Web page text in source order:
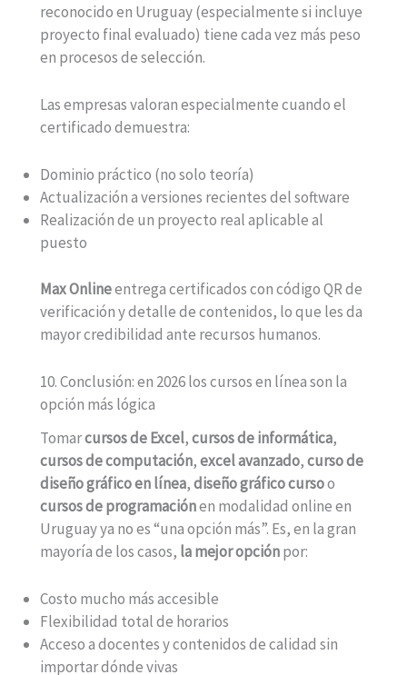
reconocido en Uruguay (especialmente si incluye
proyecto final evaluado) tiene cada vez más peso
en procesos de selección.
Las empresas valoran especialmente cuando el
certificado demuestra:
Dominio práctico (no solo teoría)
Actualización a versiones recientes del software
Realización de un proyecto real aplicable al
puesto
Max Onlineentrega certificados con código QR de
verificación y detalle de contenidos, lo que les da
mayor credibilidad ante recursos humanos.
10. Conclusión: en 2026 los cursos en línea son la
opción más lógica
Tomarcursos de Excel,cursos de informática,
cursos de computación,excel avanzado,curso de
diseño gráfico en línea,diseño gráfico cursoo
cursos de programaciónen modalidad online en
Uruguay ya no es “una opción más”. Es, en la gran
mayoría de los casos, la mejor opciónpor:
Costo mucho más accesible
Flexibilidad total de horarios
Acceso a docentes y contenidos de calidad sin
importar dónde vivas